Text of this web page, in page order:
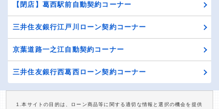
【閉店】葛西駅前自動契約コーナー
三井住友銀行江戸川ローン契約コーナー
京葉道路一之江自動契約コーナー
三井住友銀行西葛西ローン契約コーナー
1.本サイトの目的は、ローン商品等に関する適切な情報と選択の機会を提供